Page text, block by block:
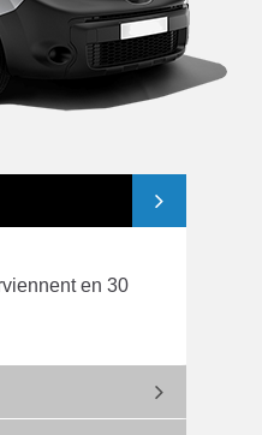
en 30